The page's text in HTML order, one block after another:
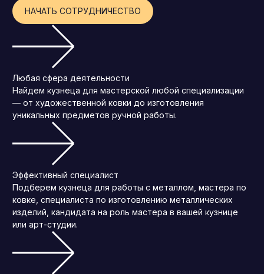
Финансовый директор (CFO)
Технический директор (CTO)
Мировой HR
Франшиза
НАЧАТЬ СОТРУДНИЧЕСТВО
Любая сфера деятельности
Найдем кузнеца для мастерской любой специализации
— от художественной ковки до изготовления
уникальных предметов ручной работы.
Эффективный специалист
Подберем кузнеца для работы с металлом, мастера по
ковке, специалиста по изготовлению металлических
изделий, кандидата на роль мастера в вашей кузнице
или арт-студии.